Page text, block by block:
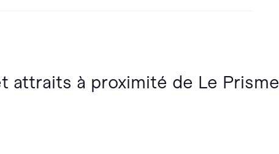
attraits à proximité de Le Prisme